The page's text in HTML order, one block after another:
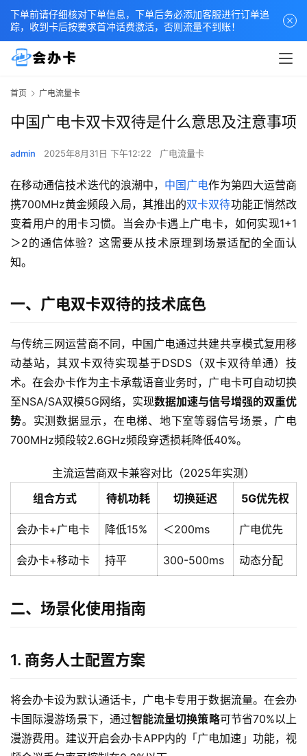
首页 广电流量卡
中国广电卡双卡双待是什么意思及注意事项
admin 2025年8月31日 下午12:22 广电流量卡
在移动通信技术迭代的浪潮中， 中国广电作为第四大运营商
携700MHz黄金频段入局，其推出的双卡双待功能正悄然改
变着用户的用卡习惯。当会办卡遇上广电卡，如何实现1+1
＞2的通信体验？这需要从技术原理到场景适配的全面认
知。
一、广电双卡双待的技术底色
与传统三网运营商不同，中国广电通过共建共享模式复用移
动基站，其双卡双待实现基于DSDS（双卡双待单通）技
术。在会办卡作为主卡承载语音业务时，广电卡可自动切换
至NSA/SA双模5G网络，实现数据加速与信号增强的双重优
势。实测数据显示，在电梯、地下室等弱信号场景，广电
700MHz频段较2.6GHz频段穿透损耗降低40%。
主流运营商双卡兼容对比（2025年实测）
组合方式
待机功耗 切换延迟 5G优先权
会办卡+广电卡 降低15% ＜200ms 广电优先
会办卡+移动卡 持平 300-500ms 动态分配
二、场景化使用指南
1. 商务人士配置方案
将会办卡设为默认通话卡，广电卡专用于数据流量。在会办
卡国际漫游场景下，通过智能流量切换策略可节省70%以上
漫游费用。建议开启会办卡APP内的「广电加速」功能，视
下单前请仔细核对下单信息，下单后务必添加客服进行订单追
踪，收到卡后按要求首冲话费激活，否则流量不到账！